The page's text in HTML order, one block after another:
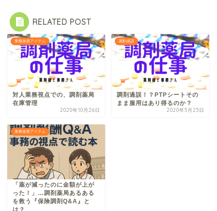
RELATED POST
業務改善アイテム
対人業務視点での、調剤薬局
在庫管理
2020年10月26日
調剤過誤
調剤過誤！？PTPシートその
まま服用はあり得るのか？
2020年5月25日
業務改善アイテム
「薬が減ったのに金額が上が
った！」…調剤薬局あるある
を救う『保険調剤Q&A』と